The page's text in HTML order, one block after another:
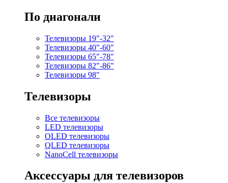
По диагонали
Телевизоры 19"-32"
Телевизоры 40"-60"
Телевизоры 65"-78"
Телевизоры 82"-86"
Телевизоры 98"
Телевизоры
Все телевизоры
LED телевизоры
OLED телевизоры
QLED телевизоры
NanoCell телевизоры
Аксессуары для телевизоров